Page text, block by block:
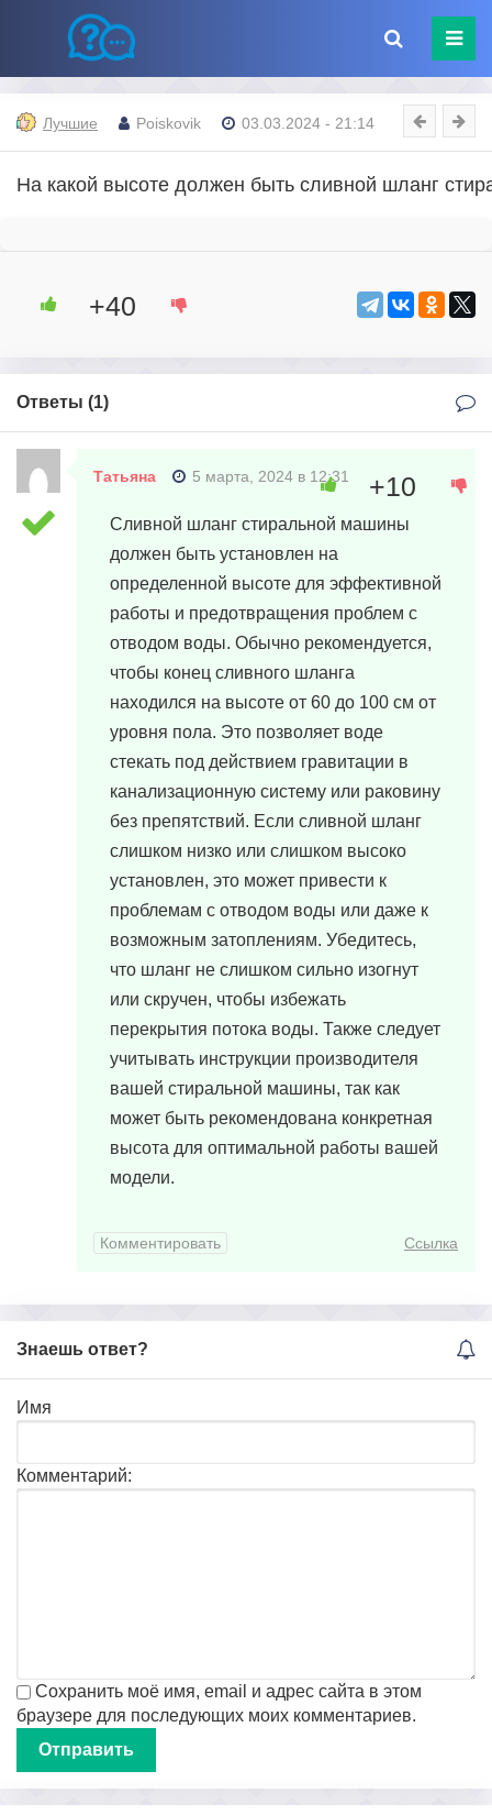
Лучшие Poiskovik 03.03.2024 - 21:14
На какой высоте должен быть сливной шланг
+40
Ответы (1)
Татьяна 5 марта, 2024 в 12:31
Сливной шланг стиральной машины
должен быть установлен на
определенной высоте для эффективной
работы и предотвращения проблем с
отводом воды. Обычно рекомендуется,
чтобы конец сливного шланга
находился на высоте от 60 до 100 см от
уровня пола. Это позволяет воде
стекать под действием гравитации в
канализационную систему или раковину
без препятствий. Если сливной шланг
слишком низко или слишком высоко
установлен, это может привести к
проблемам с отводом воды или даже к
возможным затоплениям. Убедитесь,
что шланг не слишком сильно изогнут
или скручен, чтобы избежать
перекрытия потока воды. Также следует
учитывать инструкции производителя
вашей стиральной машины, так как
может быть рекомендована конкретная
высота для оптимальной работы вашей
модели.
+10
Комментировать Ссылка
Знаешь ответ?
Имя
Комментарий:
Сохранить моё имя, email и адрес сайта в этом
браузере для последующих моих комментариев.